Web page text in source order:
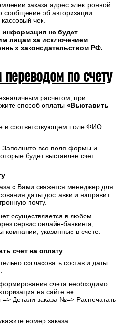
заказа адрес электронной
сообщение об авторизации
чек.
информация не будет
лицам за исключением
законодательством РФ.
по счету
расчетом, при
способ оплаты «Выставить
в соответствующем поле ФИО
все поля формы и
будет выставлен счет.
с Вами свяжется менеджер для
даты доставки и направит
почту.
осуществляется в любом
сервис онлайн-банкинга,
компании, указанные в счете.
счет на оплату
согласовать состав и даты
счета необходимо
на сайте не
=> Детали заказа №=> Распечатать
номер заказа.